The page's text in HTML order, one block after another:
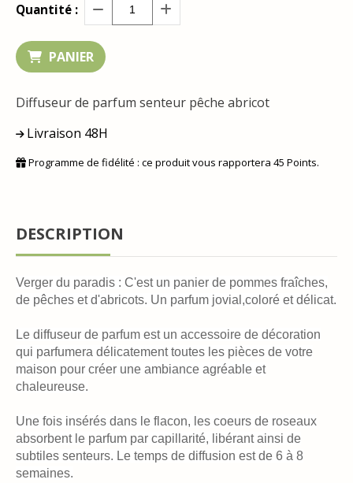
Quantité :
PANIER
Diffuseur de parfum senteur pêche abricot
Livraison 48H
Programme de fidélité : ce produit vous rapportera 45 Points.
DESCRIPTION
Verger du paradis : C'est un panier de pommes fraîches,
de pêches et d'abricots. Un parfum jovial,coloré et délicat.
Le diffuseur de parfum est un accessoire de décoration
qui parfumera délicatement toutes les pièces de votre
maison pour créer une ambiance agréable et
chaleureuse.
Une fois insérés dans le flacon, les coeurs de roseaux
absorbent le parfum par capillarité, libérant ainsi de
subtiles senteurs. Le temps de diffusion est de 6 à 8
semaines.